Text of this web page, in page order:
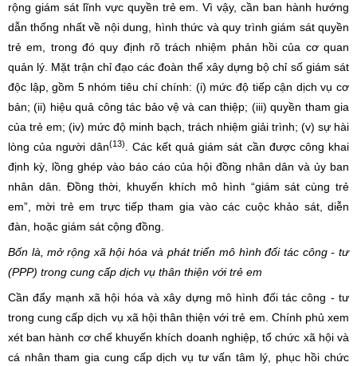
rộng giám sát lĩnh vực quyền trẻ em. Vì vậy, cần ban hành hướng
dẫn thống nhất về nội dung, hình thức và quy trình giám sát quyền
trẻ em, trong đó quy định rõ trách nhiệm phản hồi của cơ quan
quản lý. Mặt trận chỉ đạo các đoàn thể xây dựng bộ chỉ số giám sát
độc lập, gồm 5 nhóm tiêu chí chính: (i) mức độ tiếp cận dịch vụ cơ
bản; (ii) hiệu quả công tác bảo vệ và can thiệp; (iii) quyền tham gia
của trẻ em; (iv) mức độ minh bạch, trách nhiệm giải trình; (v) sự hài
lòng của người dân(13)
. Các kết quả giám sát cần được công khai
định kỳ, lồng ghép vào báo cáo của hội đồng nhân dân và ủy ban
nhân dân. Đồng thời, khuyến khích mô hình “giám sát cùng trẻ
em”, mời trẻ em trực tiếp tham gia vào các cuộc khảo sát, diễn
đàn, hoặc giám sát cộng đồng.
Bốn là, mở rộng xã hội hóa và phát triển mô hình đối tác công - tư
(PPP) trong cung cấp dịch vụ thân thiện với trẻ em
Cần đẩy mạnh xã hội hóa và xây dựng mô hình đối tác công - tư
trong cung cấp dịch vụ xã hội thân thiện với trẻ em. Chính phủ xem
xét ban hành cơ chế khuyến khích doanh nghiệp, tổ chức xã hội và
cá nhân tham gia cung cấp dịch vụ tư vấn tâm lý, phục hồi chức